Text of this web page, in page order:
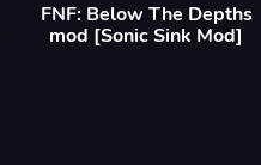
FNF: Below The Depths
mod [Sonic Sink Mod]